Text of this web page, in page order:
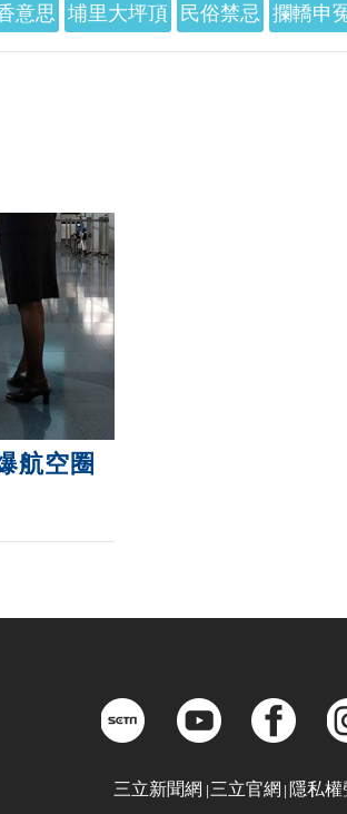
意思 埔里大坪頂 民俗禁忌 攔轎申
航空圈
三立新聞網 三立官網 隱私權